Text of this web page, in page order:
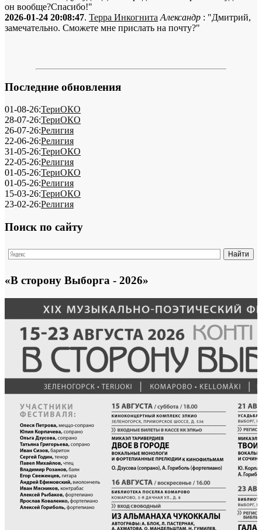
он вообще?Спасибо!"
2026-01-24 20:08:47. Терра Инкогнита Александр : "Дмитрий,
замечательно. Сможете мне прислать на почту?"
Последние обновления
01-08-26:ТериОКО
28-07-26:ТериОКО
26-07-26:Религия
22-06-26:Религия
31-05-26:ТериОКО
22-05-26:Религия
01-05-26:ТериОКО
01-05-26:Религия
15-03-26:ТериОКО
23-02-26:Религия
Поиск по сайту
«В сторону Выборга - 2026»